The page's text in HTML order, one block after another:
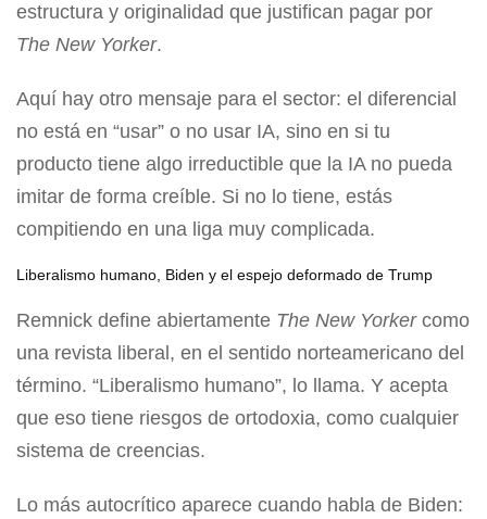
estructura y originalidad que justifican pagar por
The New Yorker.
Aquí hay otro mensaje para el sector: el diferencial
no está en “usar” o no usar IA, sino en si tu
producto tiene algo irreductible que la IA no pueda
imitar de forma creíble. Si no lo tiene, estás
compitiendo en una liga muy complicada.
Liberalismo humano, Biden y el espejo deformado de Trump
Remnick define abiertamente The New Yorkercomo
una revista liberal, en el sentido norteamericano del
término. “Liberalismo humano”, lo llama. Y acepta
que eso tiene riesgos de ortodoxia, como cualquier
sistema de creencias.
Lo más autocrítico aparece cuando habla de Biden: